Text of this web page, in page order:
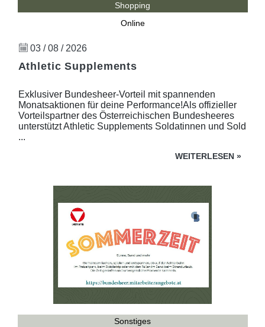
Shopping
Online
03 / 08 / 2026
Athletic Supplements
Exklusiver Bundesheer-Vorteil mit spannenden
Monatsaktionen für deine Performance!Als offizieller
Vorteilspartner des Österreichischen Bundesheeres
unterstützt Athletic Supplements Soldatinnen und Sold
...
WEITERLESEN »
Sonstiges